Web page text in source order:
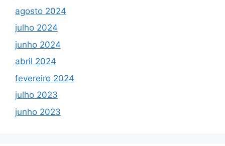
agosto 2024
julho 2024
junho 2024
abril 2024
fevereiro 2024
julho 2023
junho 2023